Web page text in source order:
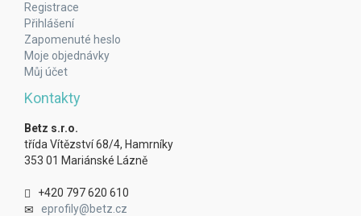
Registrace
Přihlášení
Zapomenuté heslo
Moje objednávky
Můj účet
Kontakty
Betz s.r.o.
třída Vítězství 68/4, Hamrníky
353 01 Mariánské Lázně
+420 797 620 610
eprofily@betz.cz